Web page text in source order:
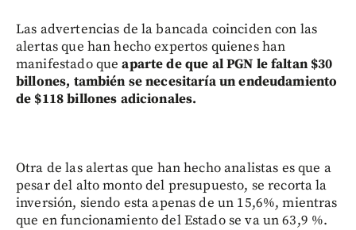
Las advertencias de la bancada coinciden con las
alertas que han hecho expertos quienes han
manifestado queaparte de que al PGN le faltan $30
billones, también se necesitaría un endeudamiento
de $118 billones adicionales.
Otra de las alertas que han hecho analistas es que a
pesar del alto monto del presupuesto, se recorta la
inversión, siendo esta apenas de un 15,6%, mientras
que en funcionamiento del Estado se va un 63,9 %.